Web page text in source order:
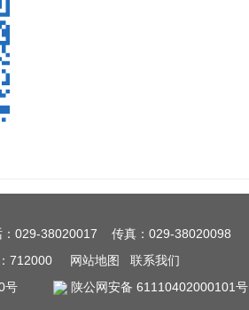
：029-38020017 传真：029-38020098
：712000
网站地图
联系我们
号 陕公网安备 61110402000101号